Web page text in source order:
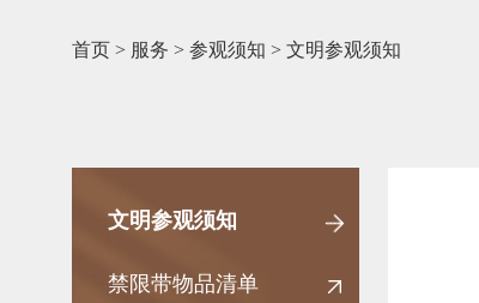
首页 > 服务 > 参观须知 > 文明参观须知
文明参观须知
禁限带物品清单